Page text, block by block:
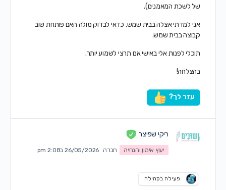
של לשכת המאמנים).
אני למדתי אצלה בבית שמש, כדאי לבדוק מולה האם פותחת שוב
קבוצה בבית שמש.
תוכלי לפנות אלי באישי אם תרצי לשמוע יותר.
בהצלחה!
עזר לך?
ריקי שפיצר
יעוץ אימון והנחיה חברה 26/05/2026 ב2:08 pm
פעילה בקהילה